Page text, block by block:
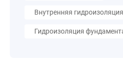
Внутренняя
Гидроизоляция